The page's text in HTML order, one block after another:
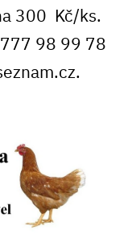
300 Kč/ks.
98 99 78